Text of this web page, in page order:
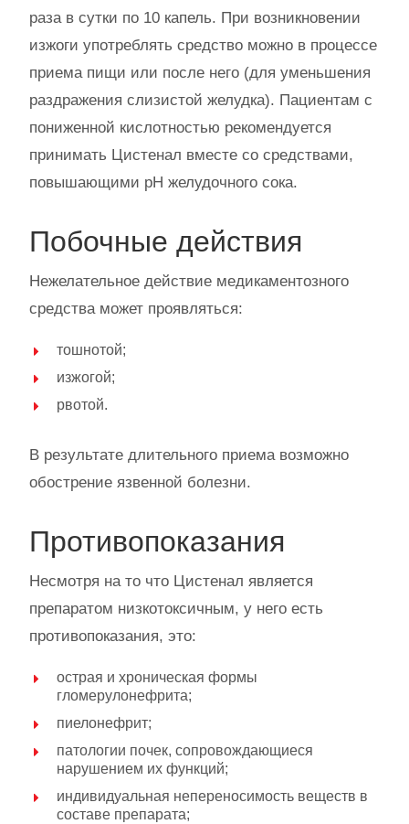
раза в сутки по 10 капель. При возникновении
изжоги употреблять средство можно в процессе
приема пищи или после него (для уменьшения
раздражения слизистой желудка). Пациентам с
пониженной кислотностью рекомендуется
принимать Цистенал вместе со средствами,
повышающими рН желудочного сока.
Побочные действия
Нежелательное действие медикаментозного
средства может проявляться:
тошнотой;
изжогой;
рвотой.
В результате длительного приема возможно
обострение язвенной болезни.
Противопоказания
Несмотря на то что Цистенал является
препаратом низкотоксичным, у него есть
противопоказания, это:
острая и хроническая формы
гломерулонефрита;
пиелонефрит;
патологии почек, сопровождающиеся
нарушением их функций;
индивидуальная непереносимость веществ в
составе препарата;